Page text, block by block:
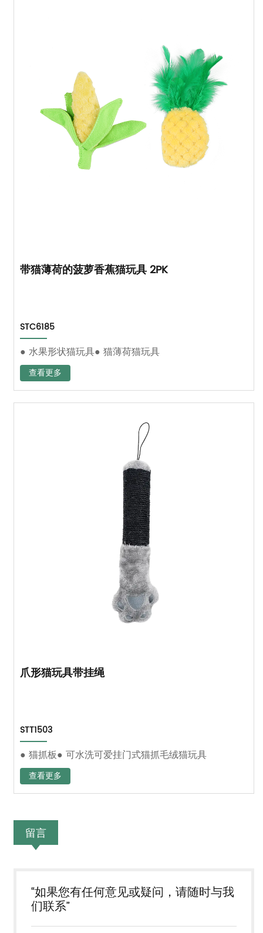
带猫薄荷的菠萝香蕉猫玩具 2PK
STC6185
● 水果形状猫玩具● 猫薄荷猫玩具
查看更多
爪形猫玩具带挂绳
STT1503
● 猫抓板● 可水洗可爱挂门式猫抓毛绒猫玩具
查看更多
留言
“如果您有任何意见或疑问，请随时与我
们联系”